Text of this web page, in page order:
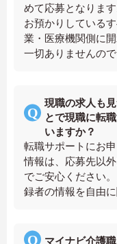
めて応募となります
お預かりしている
業・医療機関側に
一切ありませんので
現職の求人も
とで現職に転
いますか？
転職サポートにお
情報は、応募先以
でご安心ください
録者の情報を自由
マイナビ介護